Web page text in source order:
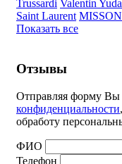
Trussardi Valentin
Saint Laurent
Показать все
Отзывы
Отправляя форму Вы
конфиденциальности,
обработу
ФИО
Телефон